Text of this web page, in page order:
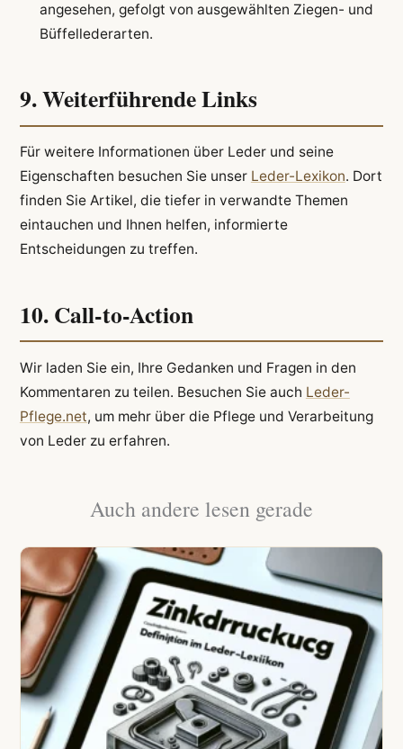
angesehen, gefolgt von ausgewählten Ziegen- und
Büffellederarten.
9. Weiterführende Links
Für weitere Informationen über Leder und seine
Eigenschaften besuchen Sie unser Leder-Lexikon. Dort
finden Sie Artikel, die tiefer in verwandte Themen
eintauchen und Ihnen helfen, informierte
Entscheidungen zu treffen.
10. Call-to-Action
Wir laden Sie ein, Ihre Gedanken und Fragen in den
Kommentaren zu teilen. Besuchen Sie auch Leder-
Pflege.net, um mehr über die Pflege und Verarbeitung
von Leder zu erfahren.
Auch andere lesen gerade